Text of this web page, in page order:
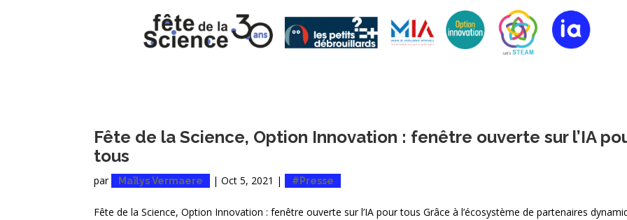
Fête de la Science, Option Innovation : fenêtre ouverte sur l’IA
tous
par Maïlys Vermaere |Oct 5, 2021 | #Presse
Fête de la Science, Option Innovation : fenêtre ouverte sur l’IA pour tous Grâce à l’écosystème de partenaires